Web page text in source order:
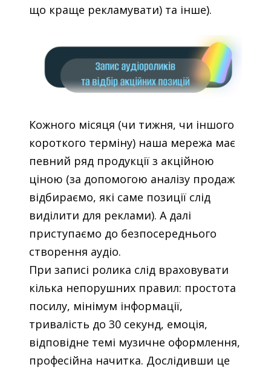
що краще рекламувати) та інше).
Кожного місяця (чи тижня, чи іншого
короткого терміну) наша мережа має
певний ряд продукції з акційною
ціною (за допомогою аналізу продаж
відбираємо, які саме позиції слід
виділити для реклами). А далі
приступаємо до безпосереднього
створення аудіо.
При записі ролика слід враховувати
кілька непорушних правил: простота
посилу, мінімум інформації,
тривалість до 30 секунд, емоція,
відповідне темі музичне оформлення,
професійна начитка. Дослідивши це